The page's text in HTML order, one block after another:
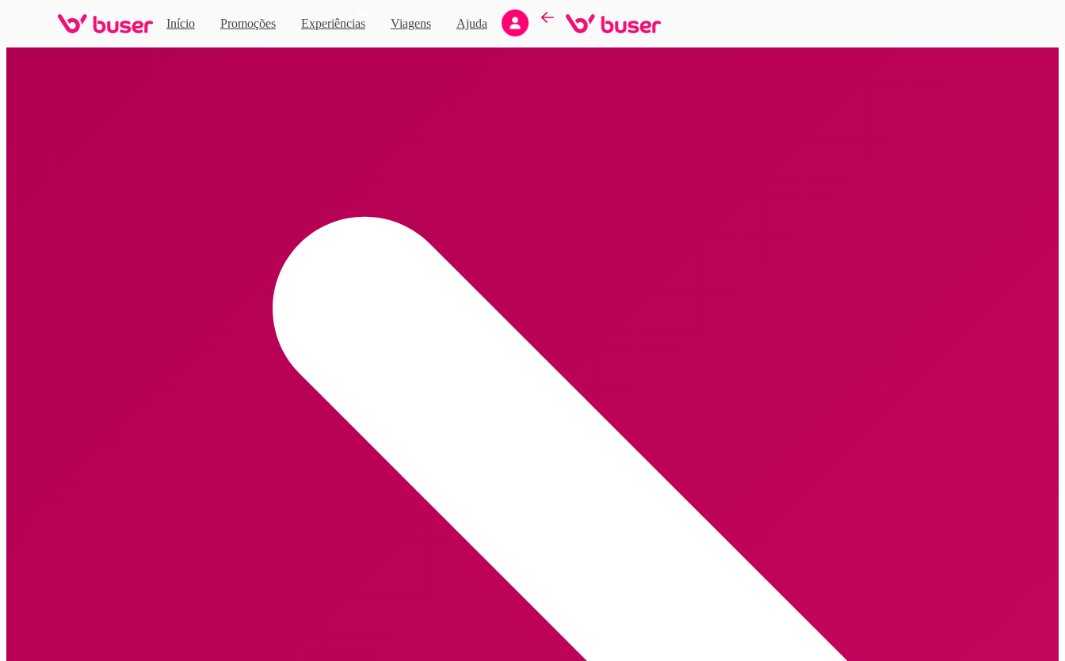
Início Promoções Experiências Viagens Ajuda
Home